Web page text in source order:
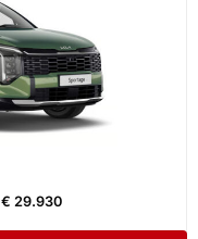
€ 29.930